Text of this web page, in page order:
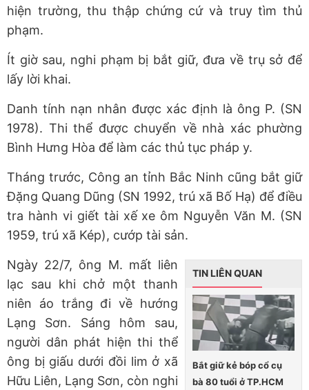
hiện trường, thu thập chứng cứ và truy tìm thủ
phạm.
Ít giờ sau, nghi phạm bị bắt giữ, đưa về trụ sở để
lấy lời khai.
Danh tính nạn nhân được xác định là ông P. (SN
1978). Thi thể được chuyển về nhà xác phường
Bình Hưng Hòa để làm các thủ tục pháp y.
Tháng trước, Công an tỉnh Bắc Ninh cũng bắt giữ
Đặng Quang Dũng (SN 1992, trú xã Bố Hạ) để điều
tra hành vi giết tài xế xe ôm Nguyễn Văn M. (SN
1959, trú xã Kép), cướp tài sản.
TIN LIÊN QUAN
Bắt giữ kẻ bóp cổ cụ
bà 80 tuổi ở TP.HCM
Ngày 22/7, ông M. mất liên
lạc sau khi chở một thanh
niên áo trắng đi về hướng
Lạng Sơn. Sáng hôm sau,
người dân phát hiện thi thể
ông bị giấu dưới đồi lim ở xã
Hữu Liên, Lạng Sơn, còn nghi